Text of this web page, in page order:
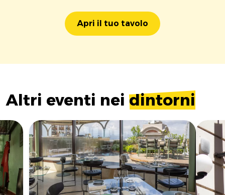
Apri il tuo tavolo
Altri eventi nei dintorni